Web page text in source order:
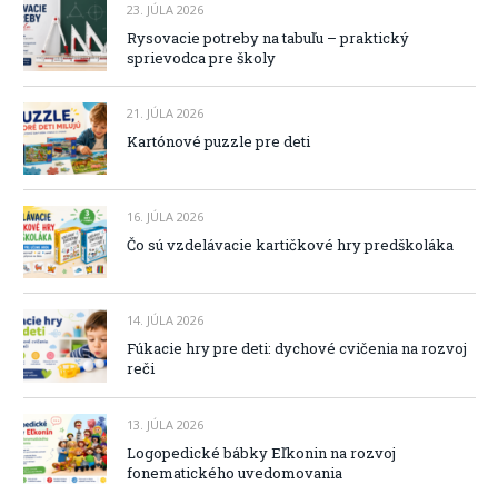
23. JÚLA 2026
Rysovacie potreby na tabuľu – praktický
sprievodca pre školy
21. JÚLA 2026
Kartónové puzzle pre deti
16. JÚLA 2026
Čo sú vzdelávacie kartičkové hry predškoláka
14. JÚLA 2026
Fúkacie hry pre deti: dychové cvičenia na rozvoj
reči
13. JÚLA 2026
Logopedické bábky Eľkonin na rozvoj
fonematického uvedomovania